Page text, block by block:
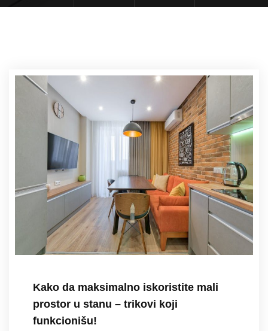
Kako da maksimalno iskoristite mali
prostor u stanu – trikovi koji
funkcionišu!